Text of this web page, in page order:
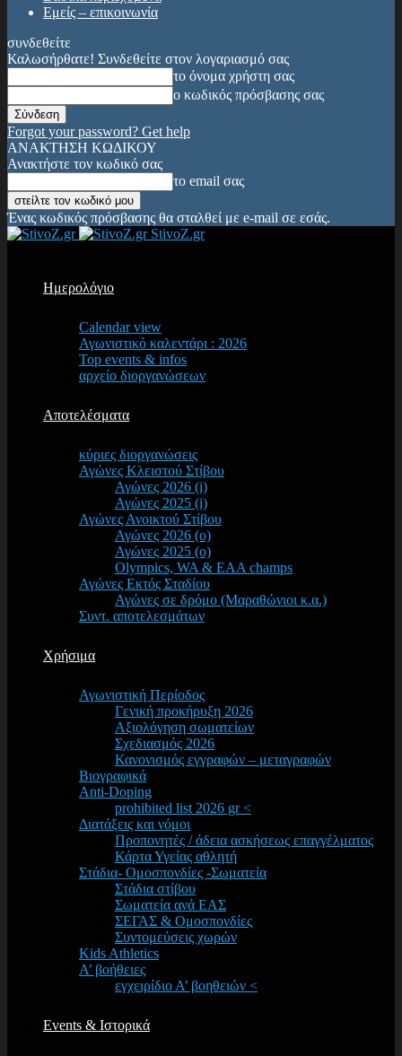
Εμείς – επικοινωνία
συνδεθείτε
Καλωσήρθατε! Συνδεθείτε στον λογαριασμό σας
το όνομα χρήστη σας
ο κωδικός πρόσβασης σας
Forgot your password? Get help
ΑΝΑΚΤΗΣΗ ΚΩΔΙΚΟΥ
Ανακτήστε τον κωδικό σας
το email σας
Ένας κωδικός πρόσβασης θα σταλθεί με e-mail σε εσάς.
StivoZ.gr
Ημερολόγιο
Calendar view
Αγωνιστικό καλεντάρι : 2026
Top events & infos
αρχείο διοργανώσεων
Αποτελέσματα
κύριες διοργανώσεις
Αγώνες Κλειστού Στίβου
Αγώνες 2026 (i)
Αγώνες 2025 (i)
Αγώνες Ανοικτού Στίβου
Αγώνες 2026 (o)
Αγώνες 2025 (o)
Olympics, WA & EAA champs
Αγώνες Εκτός Σταδίου
Αγώνες σε δρόμο (Μαραθώνιοι κ.α.)
Συντ. αποτελεσμάτων
Χρήσιμα
Αγωνιστική Περίοδος
Γενική προκήρυξη 2026
Αξιολόγηση σωματείων
Σχεδιασμός 2026
Κανονισμός εγγραφών – μεταγραφών
Βιογραφικά
Anti-Doping
prohibited list 2026 gr <
Διατάξεις και νόμοι
Προπονητές / άδεια ασκήσεως επαγγέλματος
Κάρτα Υγείας αθλητή
Στάδια- Ομοσπονδίες -Σωματεία
Στάδια στίβου
Σωματεία ανά ΕΑΣ
ΣΕΓΑΣ & Ομοσπονδίες
Συντομεύσεις χωρών
Kids Athletics
Α’ βοήθειες
εγχειρίδιο Α’ βοηθειών <
Events & Ιστορικά